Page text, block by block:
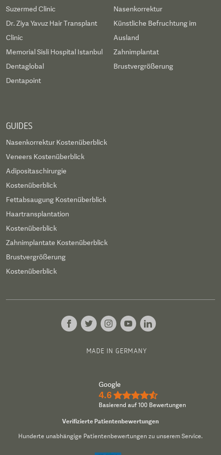
Suzermed Clinic
Dr. Ziya Yavuz Hair Transplant
Clinic
Memorial Sisli Hospital Istanbul
Dentaglobal
Dentapoint
Nasenkorrektur
Künstliche Befruchtung im
Ausland
Zahnimplantat
Brustvergrößerung
GUIDES
Nasenkorrektur Kostenüberblick
Veneers Kostenüberblick
Adipositaschirurgie
Kostenüberblick
Fettabsaugung Kostenüberblick
Haartransplantation
Kostenüberblick
Zahnimplantate Kostenüberblick
Brustvergrößerung
Kostenüberblick
MADE IN GERMANY
Google
4.6 ★★★★½
Basierend auf 100 Bewertungen
Verifizierte Patientenbewertungen
Hunderte unabhängige Patientenbewertungen zu unserem Service.